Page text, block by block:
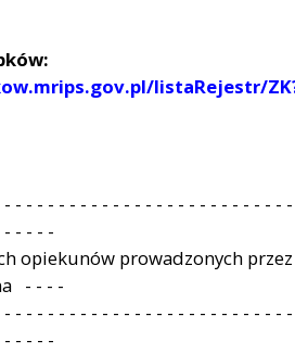
listaRejestr/
- - - - - - - - - - - - - - - - - - - - - - - - - -
- - - -
opiekunów prowadzonych przez
- - - -
- - - - - - - - - - - - - - - - - - - - - - - - - -
- - - -